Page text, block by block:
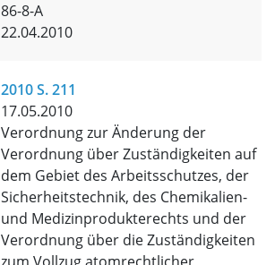
86-8-A
22.04.2010
2010 S. 211
17.05.2010
Verordnung zur Änderung der
Verordnung über Zuständigkeiten auf
dem Gebiet des Arbeitsschutzes, der
Sicherheitstechnik, des Chemikalien-
und Medizinprodukterechts und der
Verordnung über die Zuständigkeiten